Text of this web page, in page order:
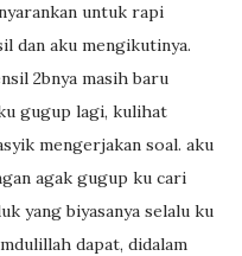
untuk rapi
dan aku mengikutinya.
2bnya masih baru
gugup lagi, kulihat
mengerjakan soal. aku
agak gugup ku cari
yang biyasanya selalu ku
dapat, didalam